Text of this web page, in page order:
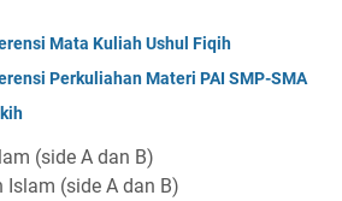
Mata Kuliah Ushul Fiqih
Perkuliahan Materi PAI SMP-SMA
(side A dan B)
Islam (side A dan B)